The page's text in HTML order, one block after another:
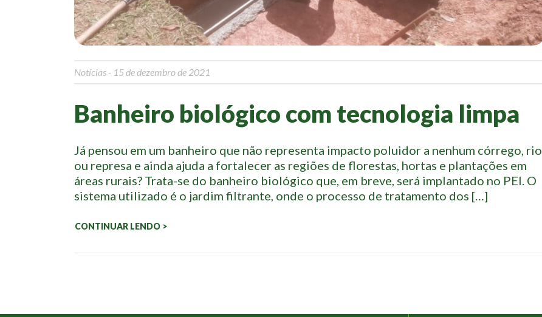
Notícias - 15 de dezembro de 2021
Banheiro biológico com tecnologia limpa
Já pensou em um banheiro que não representa impacto poluidor a nenhum córrego, rio
ou represa e ainda ajuda a fortalecer as regiões de florestas, hortas e plantações em
áreas rurais? Trata-se do banheiro biológico que, em breve, será implantado no PEI. O
sistema utilizado é o jardim filtrante, onde o processo de tratamento dos […]
CONTINUAR LENDO >